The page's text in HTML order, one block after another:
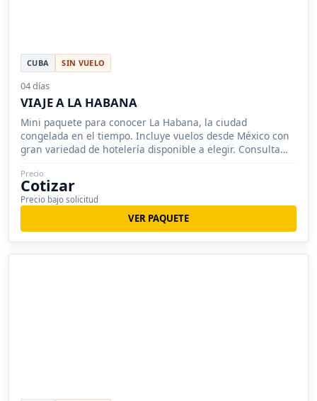
CUBA SIN VUELO
04 días
VIAJE A LA HABANA
Mini paquete para conocer La Habana, la ciudad
congelada en el tiempo. Incluye vuelos desde México con
gran variedad de hotelería disponible a elegir. Consulta
Precio
Cotizar
Precio bajo solicitud
VER PAQUETE